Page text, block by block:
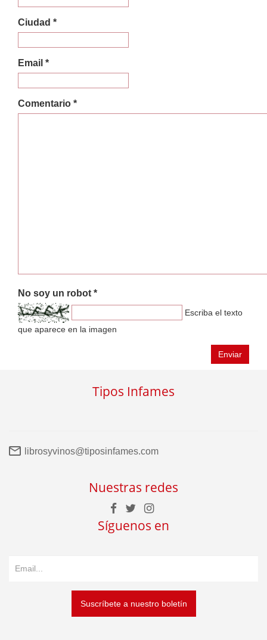
Ciudad *
Email *
Comentario *
No soy un robot *
Escriba el texto
que aparece en la imagen
Enviar
Tipos Infames
librosyvinos@tiposinfames.com
Nuestras redes
Síguenos en
Suscríbete a nuestro boletín